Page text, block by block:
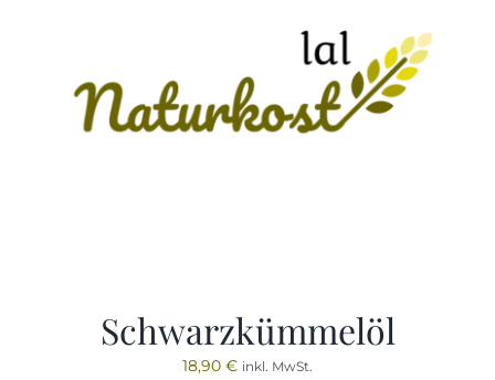
Schwarzkümmelöl
18,90 € inkl. MwSt.